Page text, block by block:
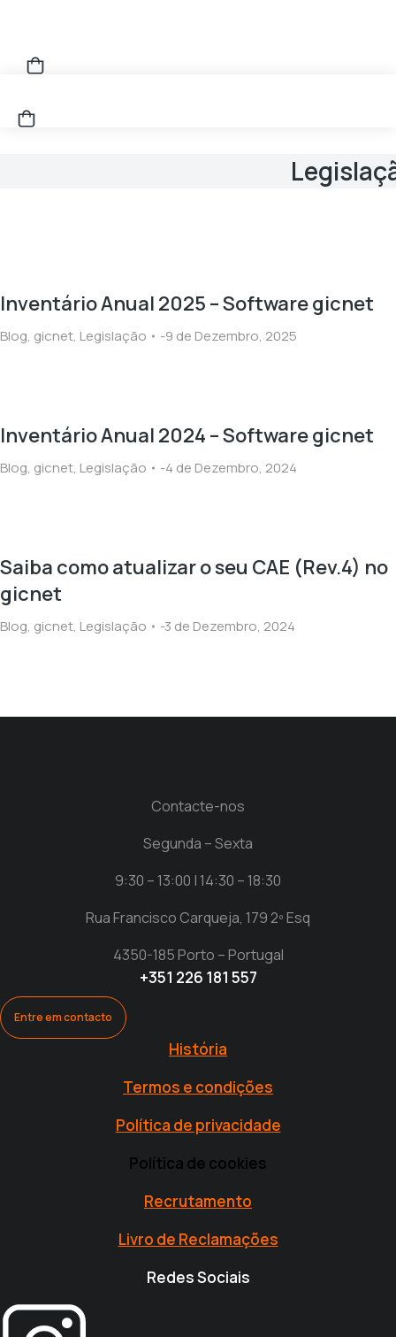
Inventário Anual 2025 – Software gicnet
Blog, gicnet, Legislação 9 de Dezembro, 2025
Inventário Anual 2024 – Software gicnet
Blog, gicnet, Legislação 4 de Dezembro, 2024
Saiba como atualizar o seu CAE (Rev.4) no
gicnet
Blog, gicnet, Legislação 3 de Dezembro, 2024
Contacte-nos
Segunda – Sexta
9:30 – 13:00 | 14:30 – 18:30
Rua Francisco Carqueja, 179 2º Esq
4350-185 Porto – Portugal
+351 226 181 557
Entre em contacto
História
Termos e condições
Política de privacidade
Política de cookies
Recrutamento
Livro de Reclamações
Redes Sociais